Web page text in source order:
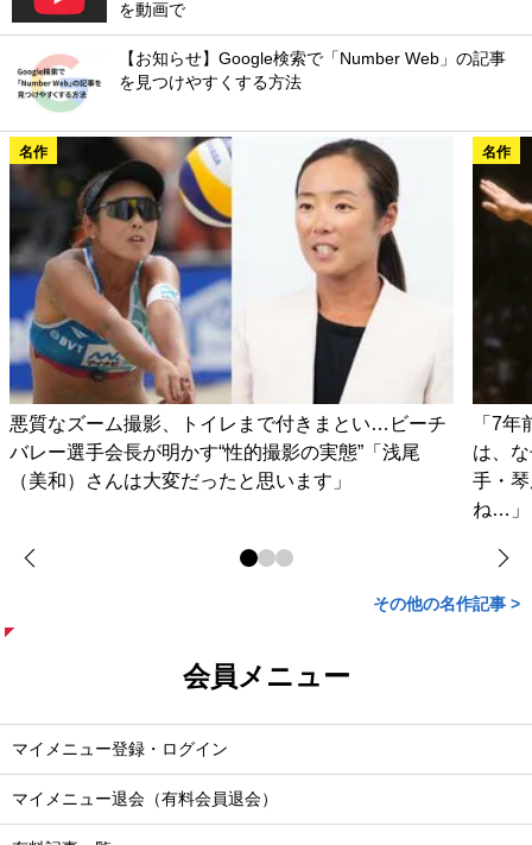
を動画で
【お知らせ】Google検索で「Number Web」の記事
を見つけやすくする方法
名作
悪質なズーム撮影、トイレまで付きまとい…ビーチ
バレー選手会長が明かす“性的撮影の実態”「浅尾
（美和）さんは大変だったと思います」
名作
「7
は、
手・
ね…」
その他の名作記事 >
会員メニュー
マイメニュー登録・ログイン
マイメニュー退会（有料会員退会）